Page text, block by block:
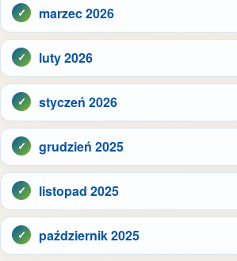
marzec 2026
luty 2026
styczeń 2026
grudzień 2025
listopad 2025
październik 2025